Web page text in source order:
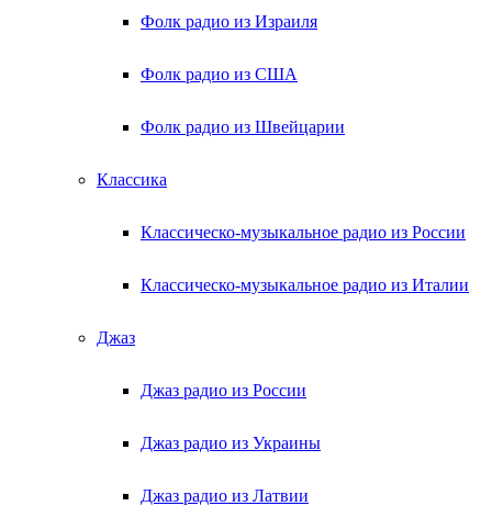
Фолк радио из Израиля
Фолк радио из США
Фолк радио из Швейцарии
Классика
Классическо-музыкальное радио из России
Классическо-музыкальное радио из Италии
Джаз
Джаз радио из России
Джаз радио из Украины
Джаз радио из Латвии